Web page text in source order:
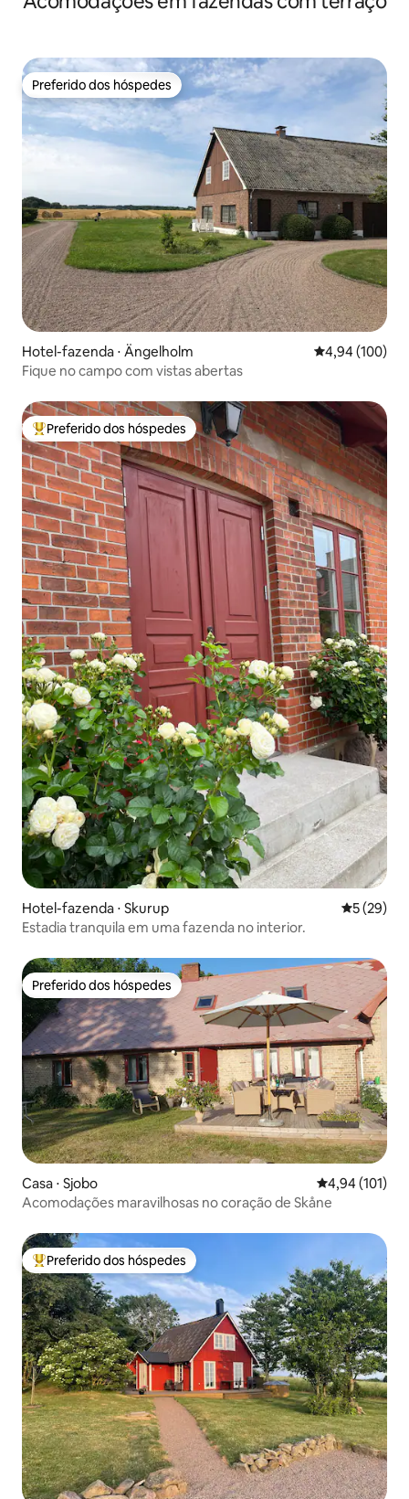
Preferido dos hóspedes
Preferido dos hóspedes
Hotel-fazenda ⋅ Ängelholm 4,94 de uma
4,94 (100)
Fique no campo com vistas abertas
Entre os melhores preferidos dos hóspedes
Preferido dos hóspedes
Hotel-fazenda ⋅ Skurup 5 de uma
5 (29)
Estadia tranquila em uma fazenda no interior.
Preferido dos hóspedes
Preferido dos hóspedes
Casa ⋅ Sjobo 4,94 de uma
4,94 (101)
Acomodações maravilhosas no coração de Skåne
Entre os melhores preferidos dos hóspedes
Preferido dos hóspedes